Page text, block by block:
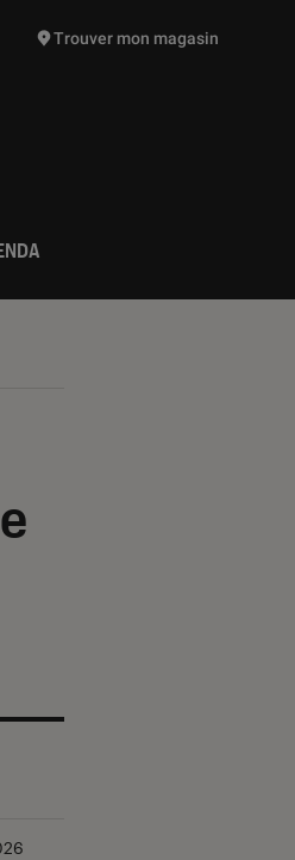
vont vous être proposées
Trouver mon magasin